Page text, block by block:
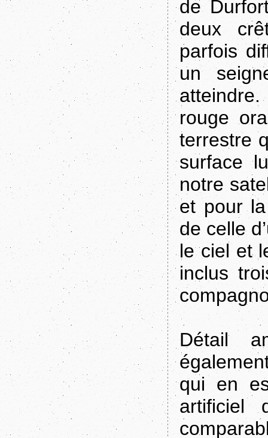
de
deux
parfois
un
rouge
terrestre
surface
notre
et pour
de celle
le ciel et
inclus
Détail
qui en
artificiel